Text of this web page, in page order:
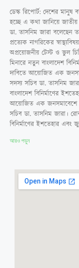
ডেস্ক রিপোর্ট: দেশের মানুষ
হচ্ছে এ কথা জানিয়ে জাতীয়
ডা. তাসনিম জারা বলেছেন
প্রত্যেক নাগরিকের
অপ্রয়োজনীয় টেস্ট ও ভুল
মিনারে নতুন বাংলাদেশ
দাবিতে আয়োজিত এক
সদস্য সচিব ডা. তাসনিম
বাংলাদেশ বিনির্মাণের
আয়োজিত এক জনসমাবেশে
সচিব ডা. তাসনিম জারা।
বিনির্মাণের ইশতেহার এবং
আরও পড়ুন